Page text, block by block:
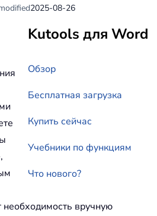
2025-08-26
Kutools для Word
Обзор
Бесплатная загрузка
Купить сейчас
Учебники по функциям
Что нового?
необходимость вручную